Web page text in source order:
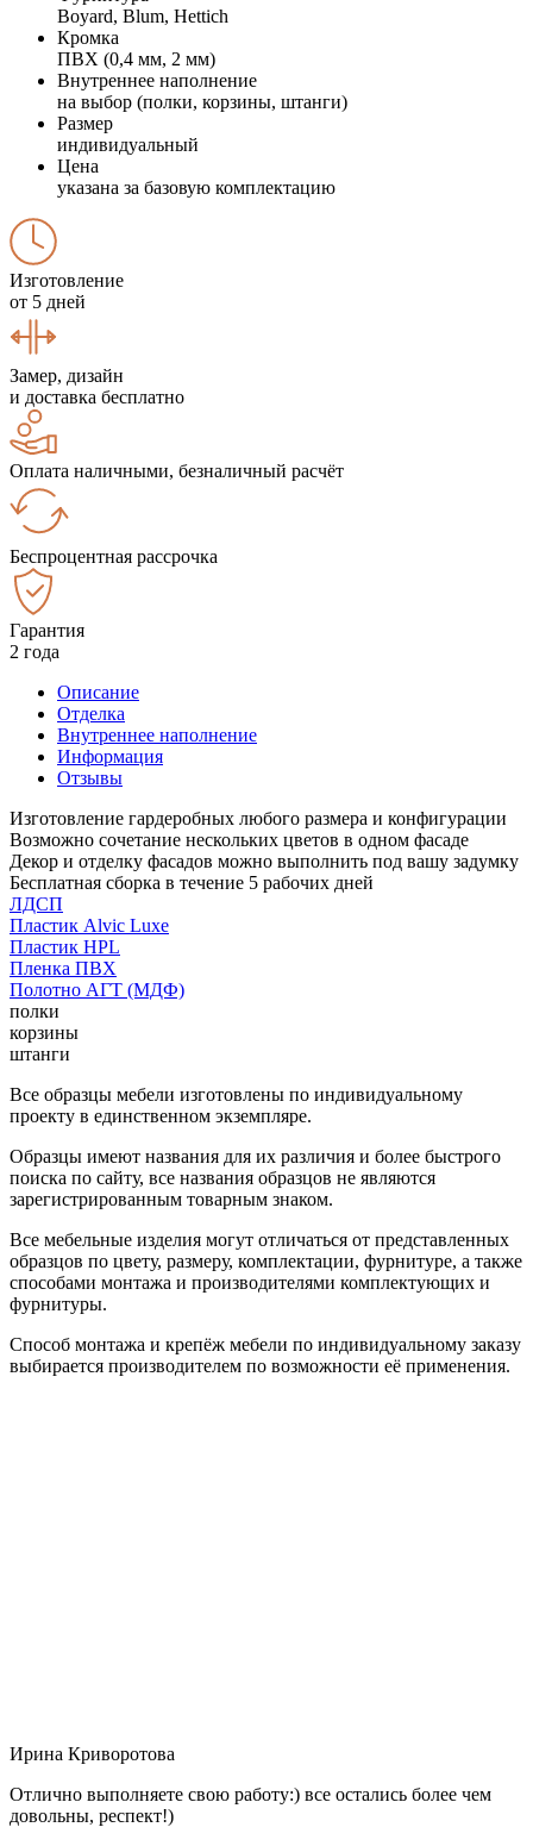
Boyard, Blum, Hettich
Кромка
ПВХ (0,4 мм, 2 мм)
Внутреннее наполнение
на выбор (полки, корзины, штанги)
Размер
индивидуальный
Цена
указана за базовую комплектацию
Изготовление
от 5 дней
Замер, дизайн
и доставка бесплатно
Оплата наличными, безналичный расчёт
Беспроцентная рассрочка
Гарантия
2 года
Описание
Отделка
Внутреннее наполнение
Информация
Отзывы
Изготовление гардеробных любого размера и конфигурации
Возможно сочетание нескольких цветов в одном фасаде
Декор и отделку фасадов можно выполнить под вашу задумку
Бесплатная сборка в течение 5 рабочих дней
ЛДСП
Пластик Alvic Luxe
Пластик HPL
Пленка ПВХ
Полотно АГТ (МДФ)
полки
корзины
штанги
Все образцы мебели изготовлены по индивидуальному
проекту в единственном экземпляре.
Образцы имеют названия для их различия и более быстрого
поиска по сайту, все названия образцов не являются
зарегистрированным товарным знаком.
Все мебельные изделия могут отличаться от представленных
образцов по цвету, размеру, комплектации, фурнитуре, а также
способами монтажа и производителями комплектующих и
фурнитуры.
Способ монтажа и крепёж мебели по индивидуальному заказу
выбирается производителем по возможности её применения.
Ирина Криворотова
Отлично выполняете свою работу:) все остались более чем
довольны, респект!)